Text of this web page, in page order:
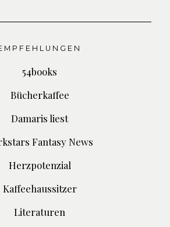
54books
Bücherkaffee
Damaris liest
Fantasy News
Herzpotenzial
Kaffeehaussitzer
Literaturen